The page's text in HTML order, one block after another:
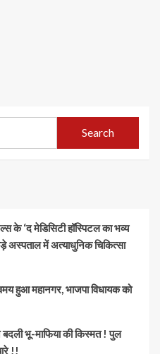
Search
के ‘द मेडिसिटी हॉस्पिटल का भव्य
में अत्याधुनिक चिकित्सा
हुआ महानगर, भाजपा विधायक को
भू-माफिया की किस्मत ! पुल
!!